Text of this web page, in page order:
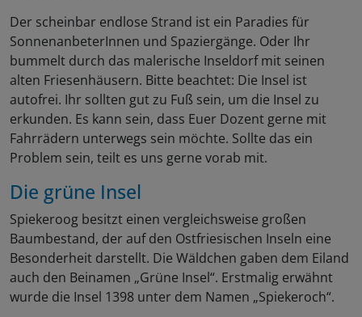
Der scheinbar endlose Strand ist ein Paradies für
SonnenanbeterInnen und Spaziergänge. Oder Ihr
bummelt durch das malerische Inseldorf mit seinen
alten Friesenhäusern. Bitte beachtet: Die Insel ist
autofrei. Ihr sollten gut zu Fuß sein, um die Insel zu
erkunden. Es kann sein, dass Euer Dozent gerne mit
Fahrrädern unterwegs sein möchte. Sollte das ein
Problem sein, teilt es uns gerne vorab mit.
Die grüne Insel
Spiekeroog besitzt einen vergleichsweise großen
Baumbestand, der auf den Ostfriesischen Inseln eine
Besonderheit darstellt. Die Wäldchen gaben dem Eiland
auch den Beinamen „Grüne Insel“. Erstmalig erwähnt
wurde die Insel 1398 unter dem Namen „Spiekeroch“.